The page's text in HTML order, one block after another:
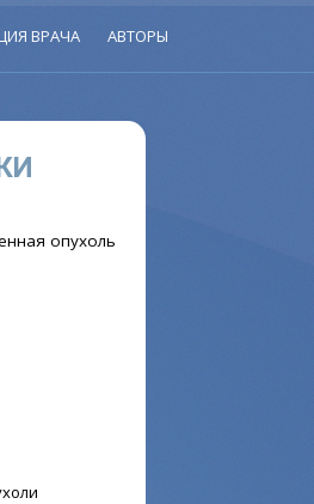
ВРАЧА АВТОРЫ
опухоль